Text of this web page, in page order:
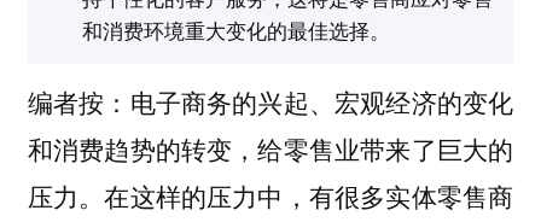
和消费环境重大变化的最佳选择。
编者按：电子商务的兴起、宏观经济的变化
和消费趋势的转变，给零售业带来了巨大的
压力。在这样的压力中，有很多实体零售商